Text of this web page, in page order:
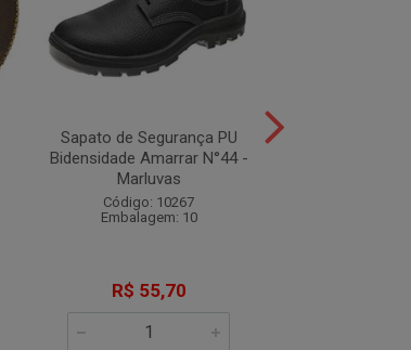
Sapato de Segurança PU
Bidensidade Amarrar N°44 -
Marluvas
Código: 10267
Embalagem: 10
R$ 55,70